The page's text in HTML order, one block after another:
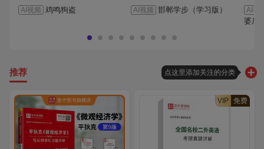
AI视频 鸡鸣狗盗 AI视频 邯郸学步（学习版） AI视
婆后
推荐 点这里添加关注的分类
VIP 免费